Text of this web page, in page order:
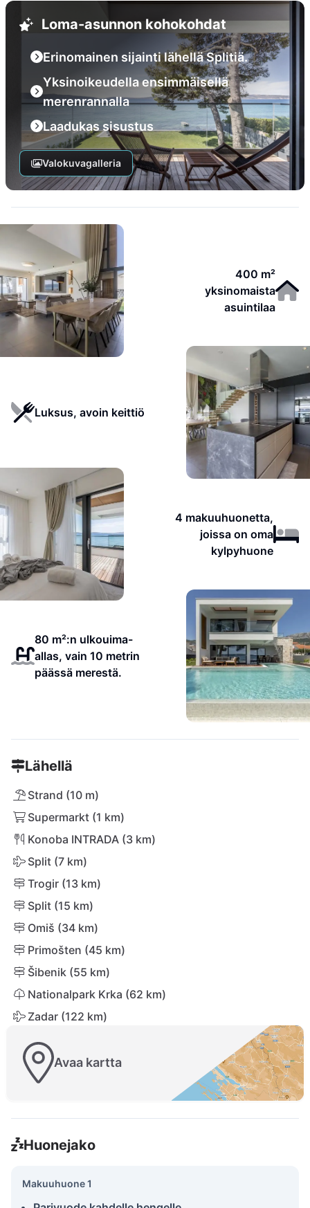
Loma-asunnon kohokohdat
Erinomainen sijainti lähellä Splitiä.
Yksinoikeudella ensimmäisellä
merenrannalla
Laadukas sisustus
Valokuvagalleria
400 m²
yksinomaista
asuintilaa
Luksus, avoin keittiö
4 makuuhuonetta,
joissa on oma
kylpyhuone
80 m²:n ulkouima-
allas, vain 10 metrin
päässä merestä.
Lähellä
Strand (10 m)
Supermarkt (1 km)
Konoba INTRADA (3 km)
Split (7 km)
Trogir (13 km)
Split (15 km)
Omiš (34 km)
Primošten (45 km)
Šibenik (55 km)
Nationalpark Krka (62 km)
Zadar (122 km)
Avaa kartta
Huonejako
Makuuhuone 1